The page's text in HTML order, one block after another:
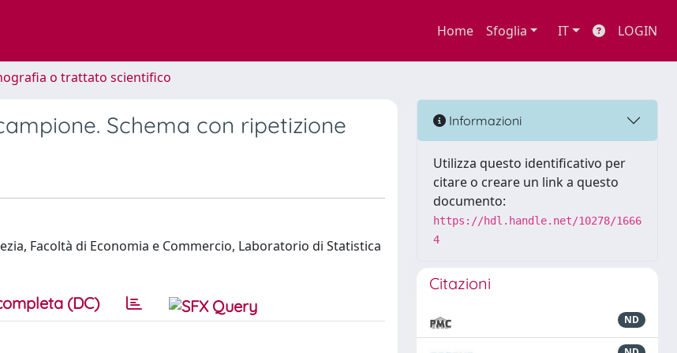
Home Sfoglia IT LOGIN
o trattato scientifico
Schema con ripetizione
Facoltà di Economia e Commercio, Laboratorio di Statistica
(DC)
Informazioni
Utilizza questo identificativo per
citare o creare un link a questo
documento:
https://hdl.handle.net/10278/1666
4
Citazioni
ND